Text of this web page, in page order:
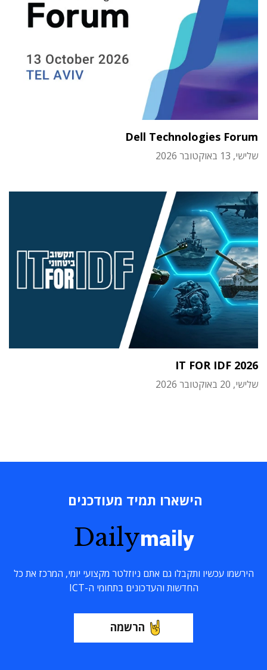
Dell Technologies Forum
שלישי, 13 באוקטובר 2026
IT FOR IDF 2026
שלישי, 20 באוקטובר 2026
הישארו תמיד מעודכנים
Dailymaily
הירשמו עכשיו ותקבלו גם אתם ניוזלטר מקצועי יומי, המרכז את כל
החדשות והעדכונים בתחומי ה-ICT
הרשמה